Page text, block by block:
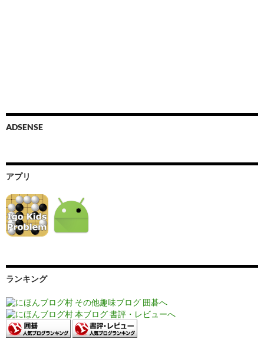
ADSENSE
アプリ
ランキング